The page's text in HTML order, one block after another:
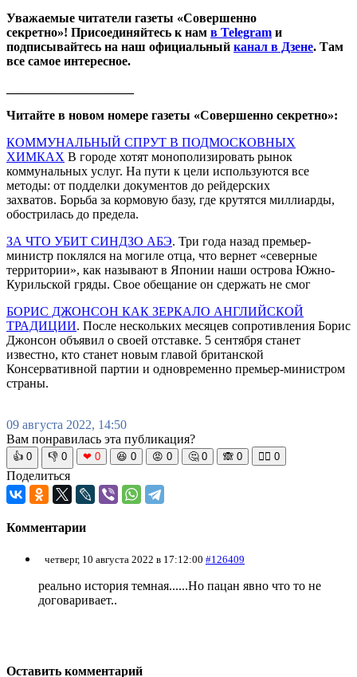
Уважаемые читатели газеты «Совершенно
секретно»! Присоединяйтесь к нам в Telegram и
подписывайтесь на наш официальный канал в Дзене. Там
все самое интересное.
Читайте в новом номере газеты «Совершенно секретно»:
КОММУНАЛЬНЫЙ СПРУТ В ПОДМОСКОВНЫХ
ХИМКАХ В городе хотят монополизировать рынок
коммунальных услуг. На пути к цели используются все
методы: от подделки документов до рейдерских
захватов. Борьба за кормовую базу, где крутятся миллиарды,
обострилась до предела.
ЗА ЧТО УБИТ СИНДЗО АБЭ. Три года назад премьер-
министр поклялся на могиле отца, что вернет «северные
территории», как называют в Японии наши острова Южно-
Курильской гряды. Свое обещание он сдержать не смог
БОРИС ДЖОНСОН КАК ЗЕРКАЛО АНГЛИЙСКОЙ
ТРАДИЦИИ. После нескольких месяцев сопротивления Борис
Джонсон объявил о своей отставке. 5 сентября станет
известно, кто станет новым главой британской
Консервативной партии и одновременно премьер-министром
страны.
09 августа 2022, 14:50
Вам понравилась эта публикация?
👍 0 👎 0 ❤ 0 😆 0 😡 0 🤔 0 🙈 0 🧘‍♀️ 0
Поделиться
Комментарии
четверг, 10 августа 2022 в 17:12:00 #126409
реально история темная......Но пацан явно что то не
договаривает..
Оставить комментарий